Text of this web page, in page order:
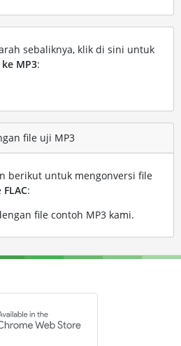
sebaliknya, klik di sini untuk
ke MP3:
file uji MP3
berikut untuk mengonversi file
FLAC:
file contoh MP3 kami.